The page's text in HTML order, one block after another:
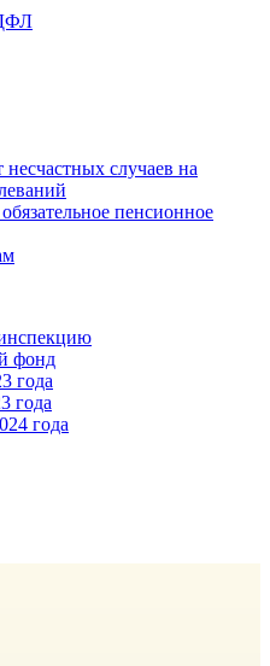
случаев на
пенсионное
фонд
года
года
года